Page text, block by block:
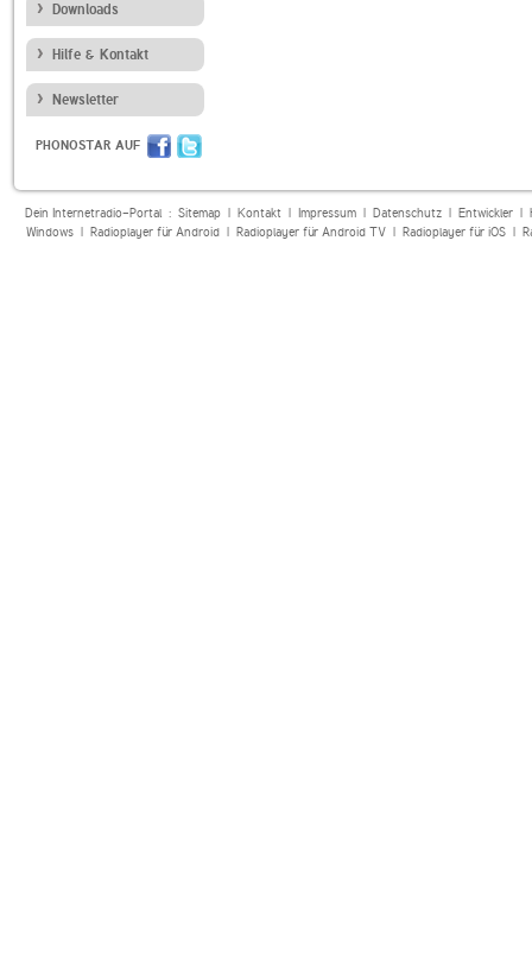
Downloads
Hilfe & Kontakt
Newsletter
PHONOSTAR AUF
Dein Internetradio-Portal : Sitemap| Kontakt| Impressum| Datenschutz| Entwickler|
Windows| Radioplayer für Android| Radioplayer für Android TV| Radioplayer für iOS|